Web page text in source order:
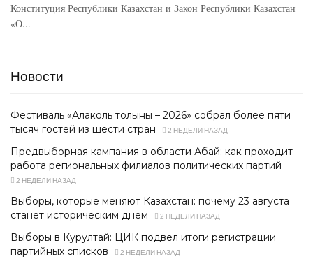
Конституция Республики Казахстан и Закон Республики Казахстан
«О...
Новости
Фестиваль «Алаколь толқыны – 2026» собрал более пяти
тысяч гостей из шести стран
2 НЕДЕЛИ НАЗАД
Предвыборная кампания в области Абай: как проходит
работа региональных филиалов политических партий
2 НЕДЕЛИ НАЗАД
Выборы, которые меняют Казахстан: почему 23 августа
станет историческим днем
2 НЕДЕЛИ НАЗАД
Выборы в Курултай: ЦИК подвел итоги регистрации
партийных списков
2 НЕДЕЛИ НАЗАД